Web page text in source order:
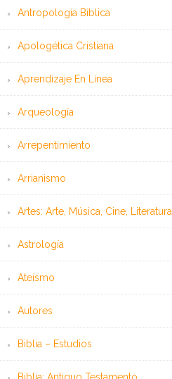
Antropología Bíblica
Apologética Cristiana
Aprendizaje En Línea
Arqueología
Arrepentimiento
Arrianismo
Artes: Arte, Música, Cine, Literatura
Astrología
Ateísmo
Autores
Biblia – Estudios